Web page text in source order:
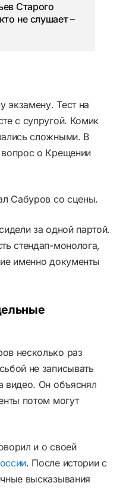
Старого
не слушает –
Тест на
с супругой. Комик
сложными. В
вопрос о Крещении
Сабуров со сцены.
за одной партой.
стендап-монолога,
именно документы
несколько раз
не записывать
видео. Он объяснял
потом могут
и о своей
. После истории с
высказывания